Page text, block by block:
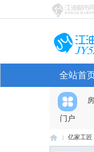
全站首
门户
亿家工匠